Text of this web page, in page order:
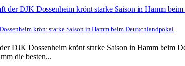
krönt starke Saison in Hamm beim Deutschlandpokal
DJK Dossenheim krönt starke Saison in Hamm beim
die besten...